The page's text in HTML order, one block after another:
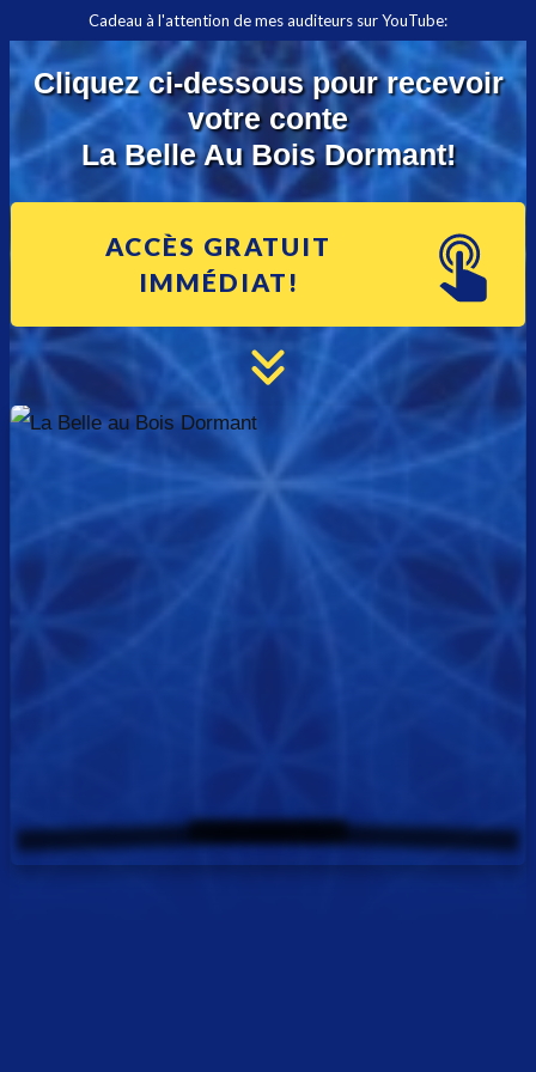
Cadeau à l'attention de mes auditeurs sur YouTube:
Cliquez ci-dessous pour recevoir
votre conte
La Belle Au Bois Dormant!
ACCÈS GRATUIT
IMMÉDIAT!